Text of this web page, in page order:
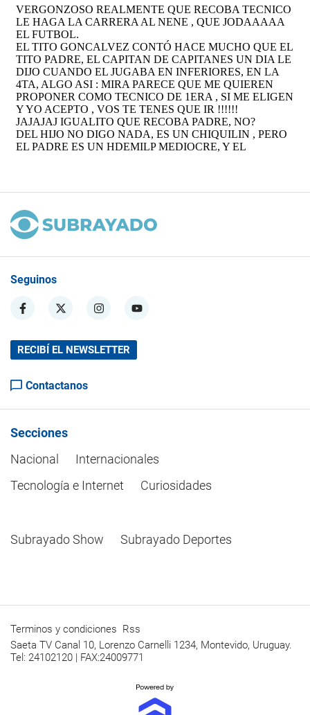
Seguinos
RECIBÍ EL NEWSLETTER
Contactanos
Secciones
Nacional
Internacionales
Tecnología e Internet
Curiosidades
Subrayado Show Subrayado Deportes
Terminos y condiciones Rss
Saeta TV Canal 10, Lorenzo Carnelli 1234, Montevido, Uruguay.
Tel: 24102120 | FAX:24009771